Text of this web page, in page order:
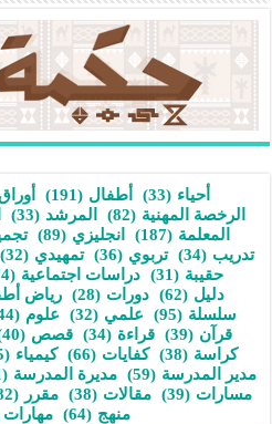
أحياء (33) أطفال (191)
الرخصة المهنية (82) المرشد (33)
المعلمة (187) انجليزي (89)
تدريب (34) تربوي (36) تمهيدي (32)
حقيبة (31) دراسات اجتماعية (74)
دليل (62) دورات (28) رياض
سلسلة (95) علمي (32) علوم (144)
قرآن (39) قراءة (34) قصص (40)
كراسة (38) كفايات (66) كيمياء (45)
مدير المدرسة (59) مديرة المدرسة (61)
مسارات (39) مقالات (38) مقرر (82)
منهج (64) مهارات